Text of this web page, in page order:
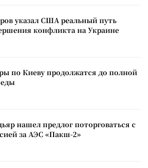
указал США реальный путь
конфликта на Украине
по Киеву продолжатся до полной
нашел предлог поторговаться с
за АЭС «Пакш-2»